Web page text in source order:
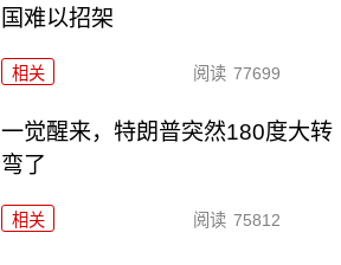
国难以招架
相关 阅读 77699
一觉醒来，特朗普突然180度大转
弯了
相关 阅读 75812